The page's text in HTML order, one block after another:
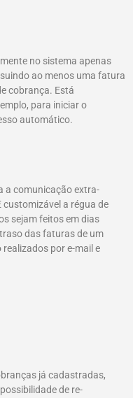
no sistema apenas
ao menos uma fatura
cobrança. Está
para iniciar o
automático.
a comunicação extra-
a régua de
sejam feitos em dias
das faturas de um
por e-mail e
já cadastradas,
de re-